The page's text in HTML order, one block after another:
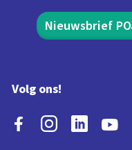
Nieuwsbrief PO
Volg ons!